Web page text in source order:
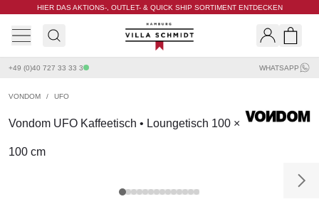
HIER DAS AKTIONS-, OUTLET- & QUICK SHIP SORTIMENT ENTDECKEN
Villa Schmidt
+49 (0)40 727 33 33 3 WHATSAPP
VONDOM / UFO
Vondom UFO Kaffeetisch • Loungetisch 100 ×
100 cm